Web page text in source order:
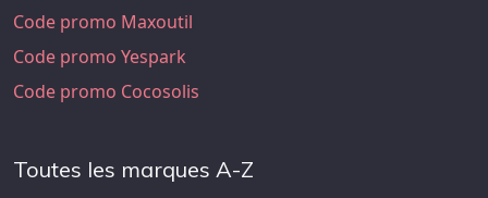
Code promo Maxoutil
Code promo Yespark
Code promo Cocosolis
Toutes les marques A-Z